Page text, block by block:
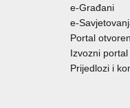
e-Građani
e-
Portal
Izvozni portal
Prijedlozi i